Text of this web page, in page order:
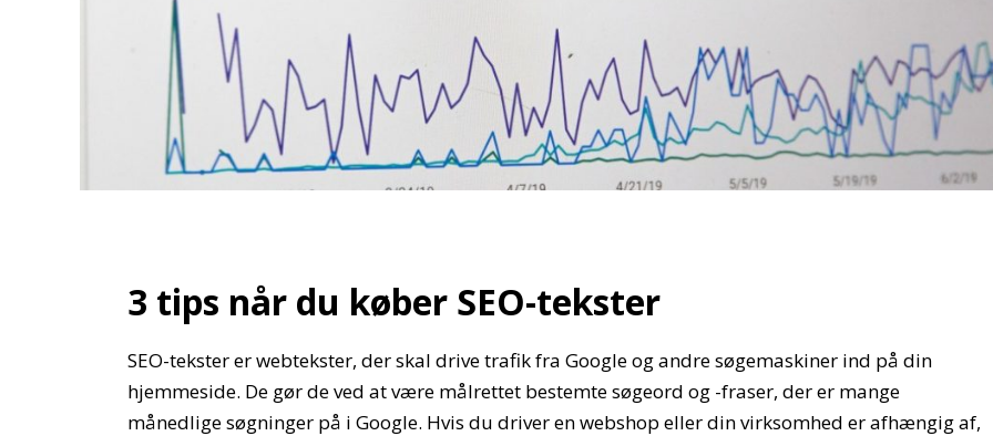
3 tips når du køber SEO-tekster
SEO-tekster er webtekster, der skal drive trafik fra Google og andre søgemaskiner ind på din
hjemmeside. De gør de ved at være målrettet bestemte søgeord og -fraser, der er mange
månedlige søgninger på i Google. Hvis du driver en webshop eller din virksomhed er afhængig af,